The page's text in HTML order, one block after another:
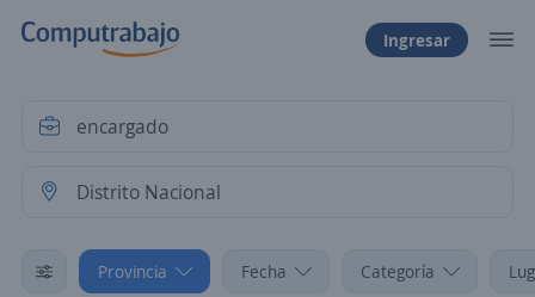
Ingresar
Provincia Fecha Categoría